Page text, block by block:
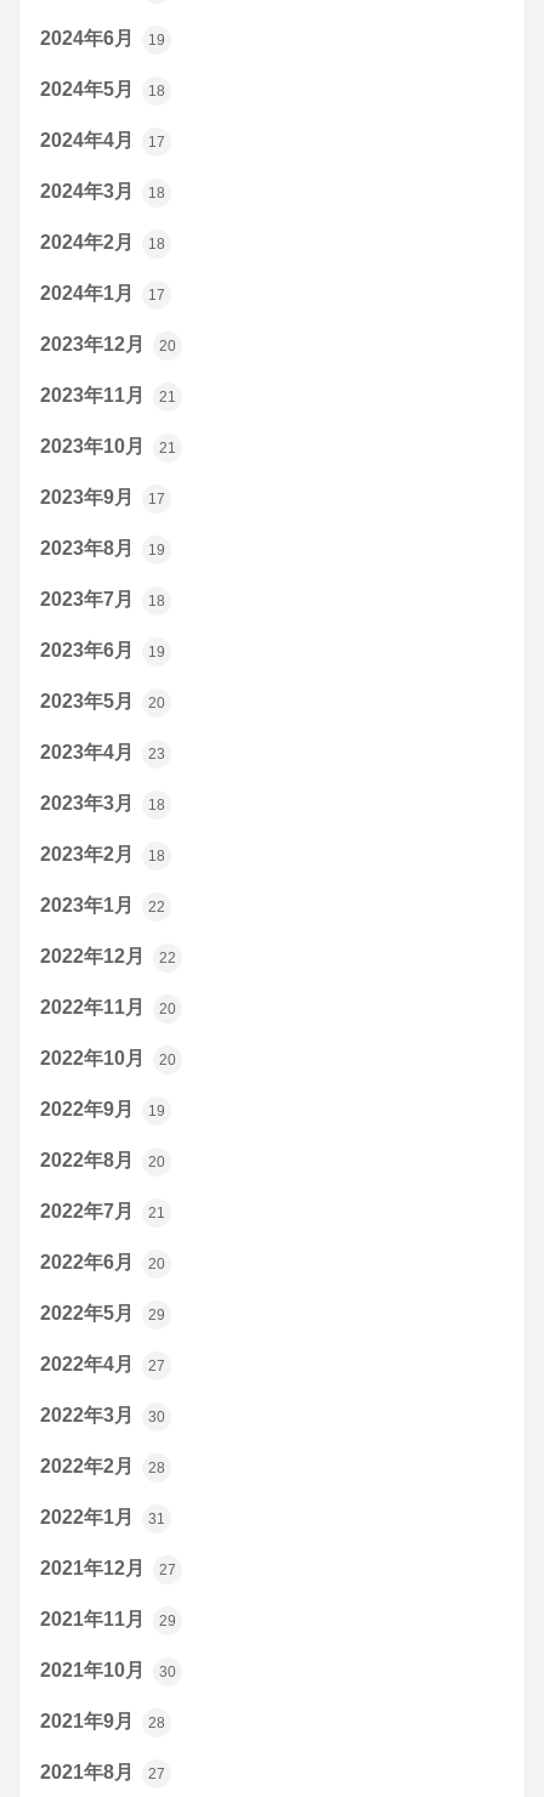
2024年6月 19
2024年5月 18
2024年4月 17
2024年3月 18
2024年2月 18
2024年1月 17
2023年12月 20
2023年11月 21
2023年10月 21
2023年9月 17
2023年8月 19
2023年7月 18
2023年6月 19
2023年5月 20
2023年4月 23
2023年3月 18
2023年2月 18
2023年1月 22
2022年12月 22
2022年11月 20
2022年10月 20
2022年9月 19
2022年8月 20
2022年7月 21
2022年6月 20
2022年5月 29
2022年4月 27
2022年3月 30
2022年2月 28
2022年1月 31
2021年12月 27
2021年11月 29
2021年10月 30
2021年9月 28
2021年8月 27